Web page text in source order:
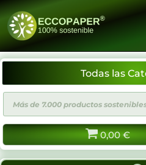
Ir
contenido
de
productos
0,00 €